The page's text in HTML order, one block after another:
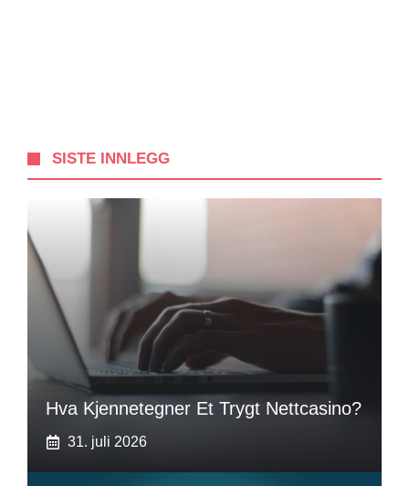
SISTE INNLEGG
Hva Kjennetegner Et Trygt Nettcasino?
31. juli 2026